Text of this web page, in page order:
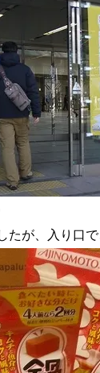
たが、入り口